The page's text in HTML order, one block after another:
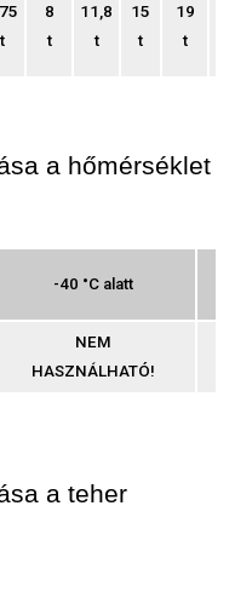
t
8
t
11,8
t
15
t
19
t
a hőmérséklet
-40 °C alatt
NEM
HASZNÁLHATÓ!
a teher